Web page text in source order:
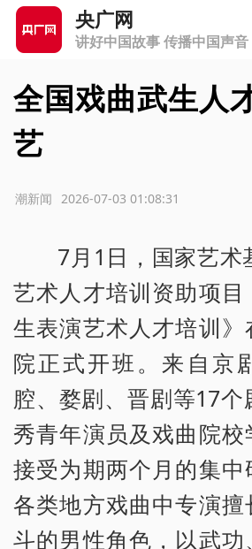
央广网
讲好中国故事 传播中国声音
全国戏曲武生人
艺
2026-07-03 01:08:31
潮新闻
7月1日，国家艺术
艺术人才培训资助项
生表演艺术人才培训
院正式开班。来自京
腔、婺剧、晋剧等17
秀青年演员及戏曲院
接受为期两个月的集中
各类地方戏曲中专演
斗的男性角色，以武